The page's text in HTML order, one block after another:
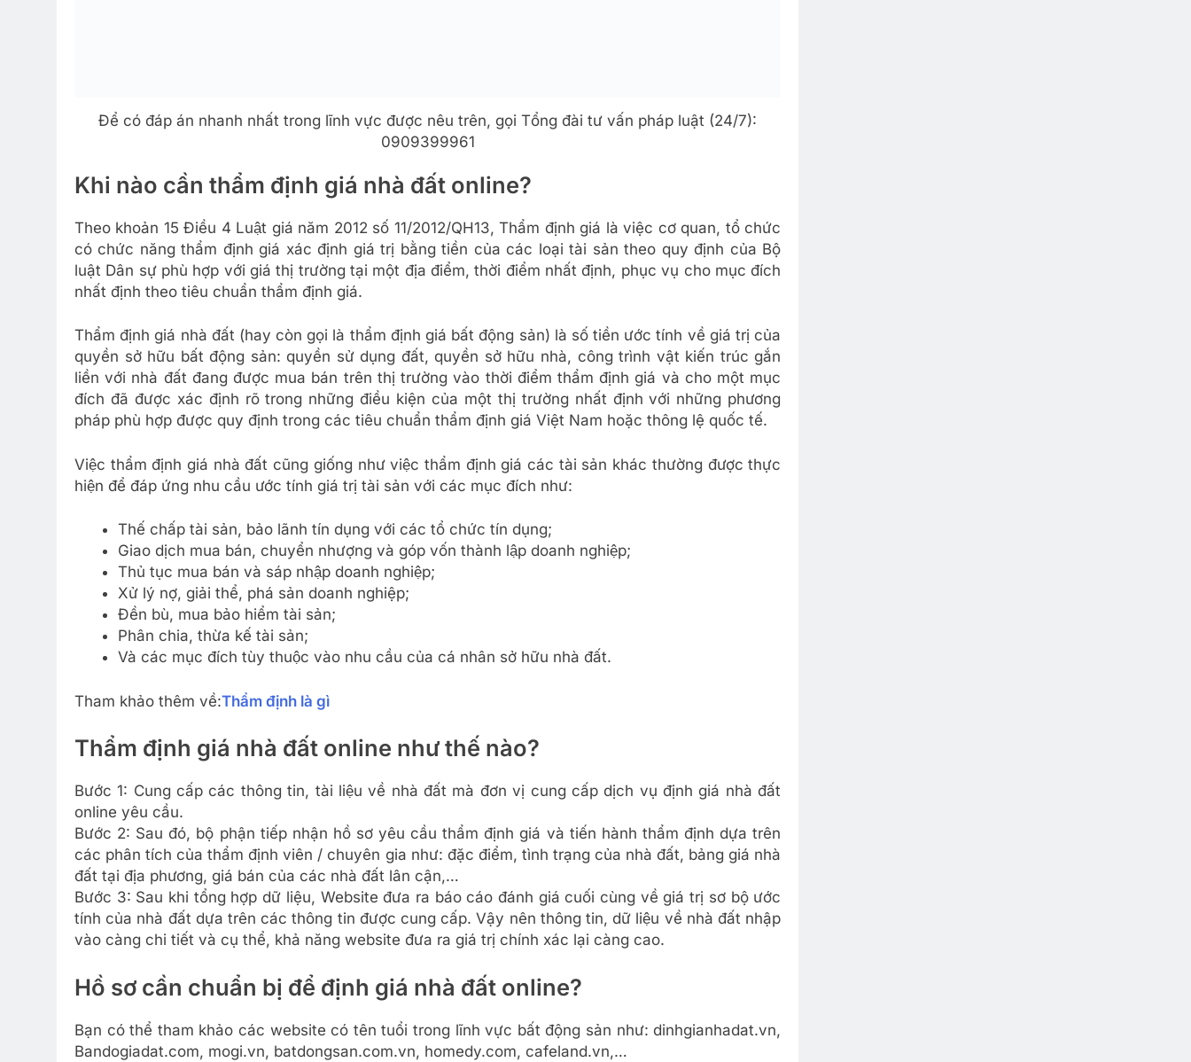
Để có đáp án nhanh nhất trong lĩnh vực được nêu trên, gọi Tổng đài tư vấn pháp luật (24/7):
0909399961
Khi nào cần thẩm định giá nhà đất online?
Theo khoản 15 Điều 4 Luật giá năm 2012 số 11/2012/QH13, Thẩm định giá là việc cơ quan, tổ chức
có chức năng thẩm định giá xác định giá trị bằng tiền của các loại tài sản theo quy định của Bộ
luật Dân sự phù hợp với giá thị trường tại một địa điểm, thời điểm nhất định, phục vụ cho mục đích
nhất định theo tiêu chuẩn thẩm định giá.
Thẩm định giá nhà đất (hay còn gọi là thẩm định giá bất động sản) là số tiền ước tính về giá trị của
quyền sở hữu bất động sản: quyền sử dụng đất, quyền sở hữu nhà, công trình vật kiến trúc gắn
liền với nhà đất đang được mua bán trên thị trường vào thời điểm thẩm định giá và cho một mục
đích đã được xác định rõ trong những điều kiện của một thị trường nhất định với những phương
pháp phù hợp được quy định trong các tiêu chuẩn thẩm định giá Việt Nam hoặc thông lệ quốc tế.
Việc thẩm định giá nhà đất cũng giống như việc thẩm định giá các tài sản khác thường được thực
hiện để đáp ứng nhu cầu ước tính giá trị tài sản với các mục đích như:
Thế chấp tài sản, bảo lãnh tín dụng với các tổ chức tín dụng;
Giao dịch mua bán, chuyển nhượng và góp vốn thành lập doanh nghiệp;
Thủ tục mua bán và sáp nhập doanh nghiệp;
Xử lý nợ, giải thể, phá sản doanh nghiệp;
Đền bù, mua bảo hiểm tài sản;
Phân chia, thừa kế tài sản;
Và các mục đích tùy thuộc vào nhu cầu của cá nhân sở hữu nhà đất.
Tham khảo thêm về:Thẩm định là gì
Thẩm định giá nhà đất online như thế nào?
Bước 1: Cung cấp các thông tin, tài liệu về nhà đất mà đơn vị cung cấp dịch vụ định giá nhà đất
online yêu cầu.
Bước 2: Sau đó, bộ phận tiếp nhận hồ sơ yêu cầu thẩm định giá và tiến hành thẩm định dựa trên
các phân tích của thẩm định viên / chuyên gia như: đặc điểm, tình trạng của nhà đất, bảng giá nhà
đất tại địa phương, giá bán của các nhà đất lân cận,…
Bước 3: Sau khi tổng hợp dữ liệu, Website đưa ra báo cáo đánh giá cuối cùng về giá trị sơ bộ ước
tính của nhà đất dựa trên các thông tin được cung cấp. Vậy nên thông tin, dữ liệu về nhà đất nhập
vào càng chi tiết và cụ thể, khả năng website đưa ra giá trị chính xác lại càng cao.
Hồ sơ cần chuẩn bị để định giá nhà đất online?
Bạn có thể tham khảo các website có tên tuổi trong lĩnh vực bất động sản như: dinhgianhadat.vn,
Bandogiadat.com, mogi.vn, batdongsan.com.vn, homedy.com, cafeland.vn,…